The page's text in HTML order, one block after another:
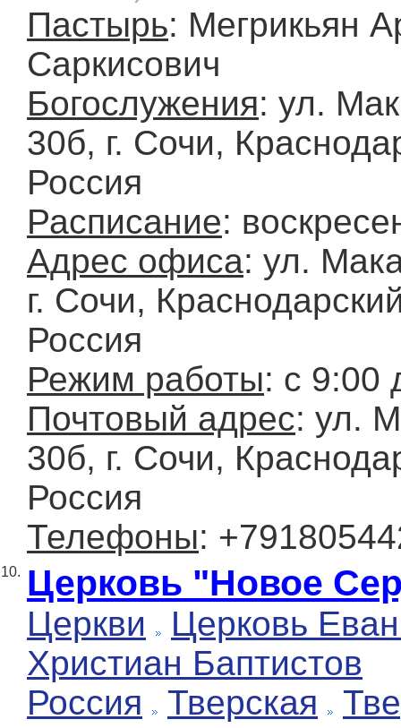
Пастырь: Мегрикьян
Саркисович
Богослужения: ул.
30б, г. Сочи,
Россия
Расписание:
Адрес офиса: ул.
г. Сочи,
Россия
Режим работы: с 9:00
Почтовый адрес: ул.
30б, г. Сочи,
Россия
Телефоны:
10. Церковь "Новое
Церкви
Церковь
Христиан Баптистов
Россия
Тверская